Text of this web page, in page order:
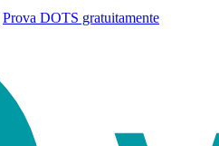
Prova DOTS gratuitamente